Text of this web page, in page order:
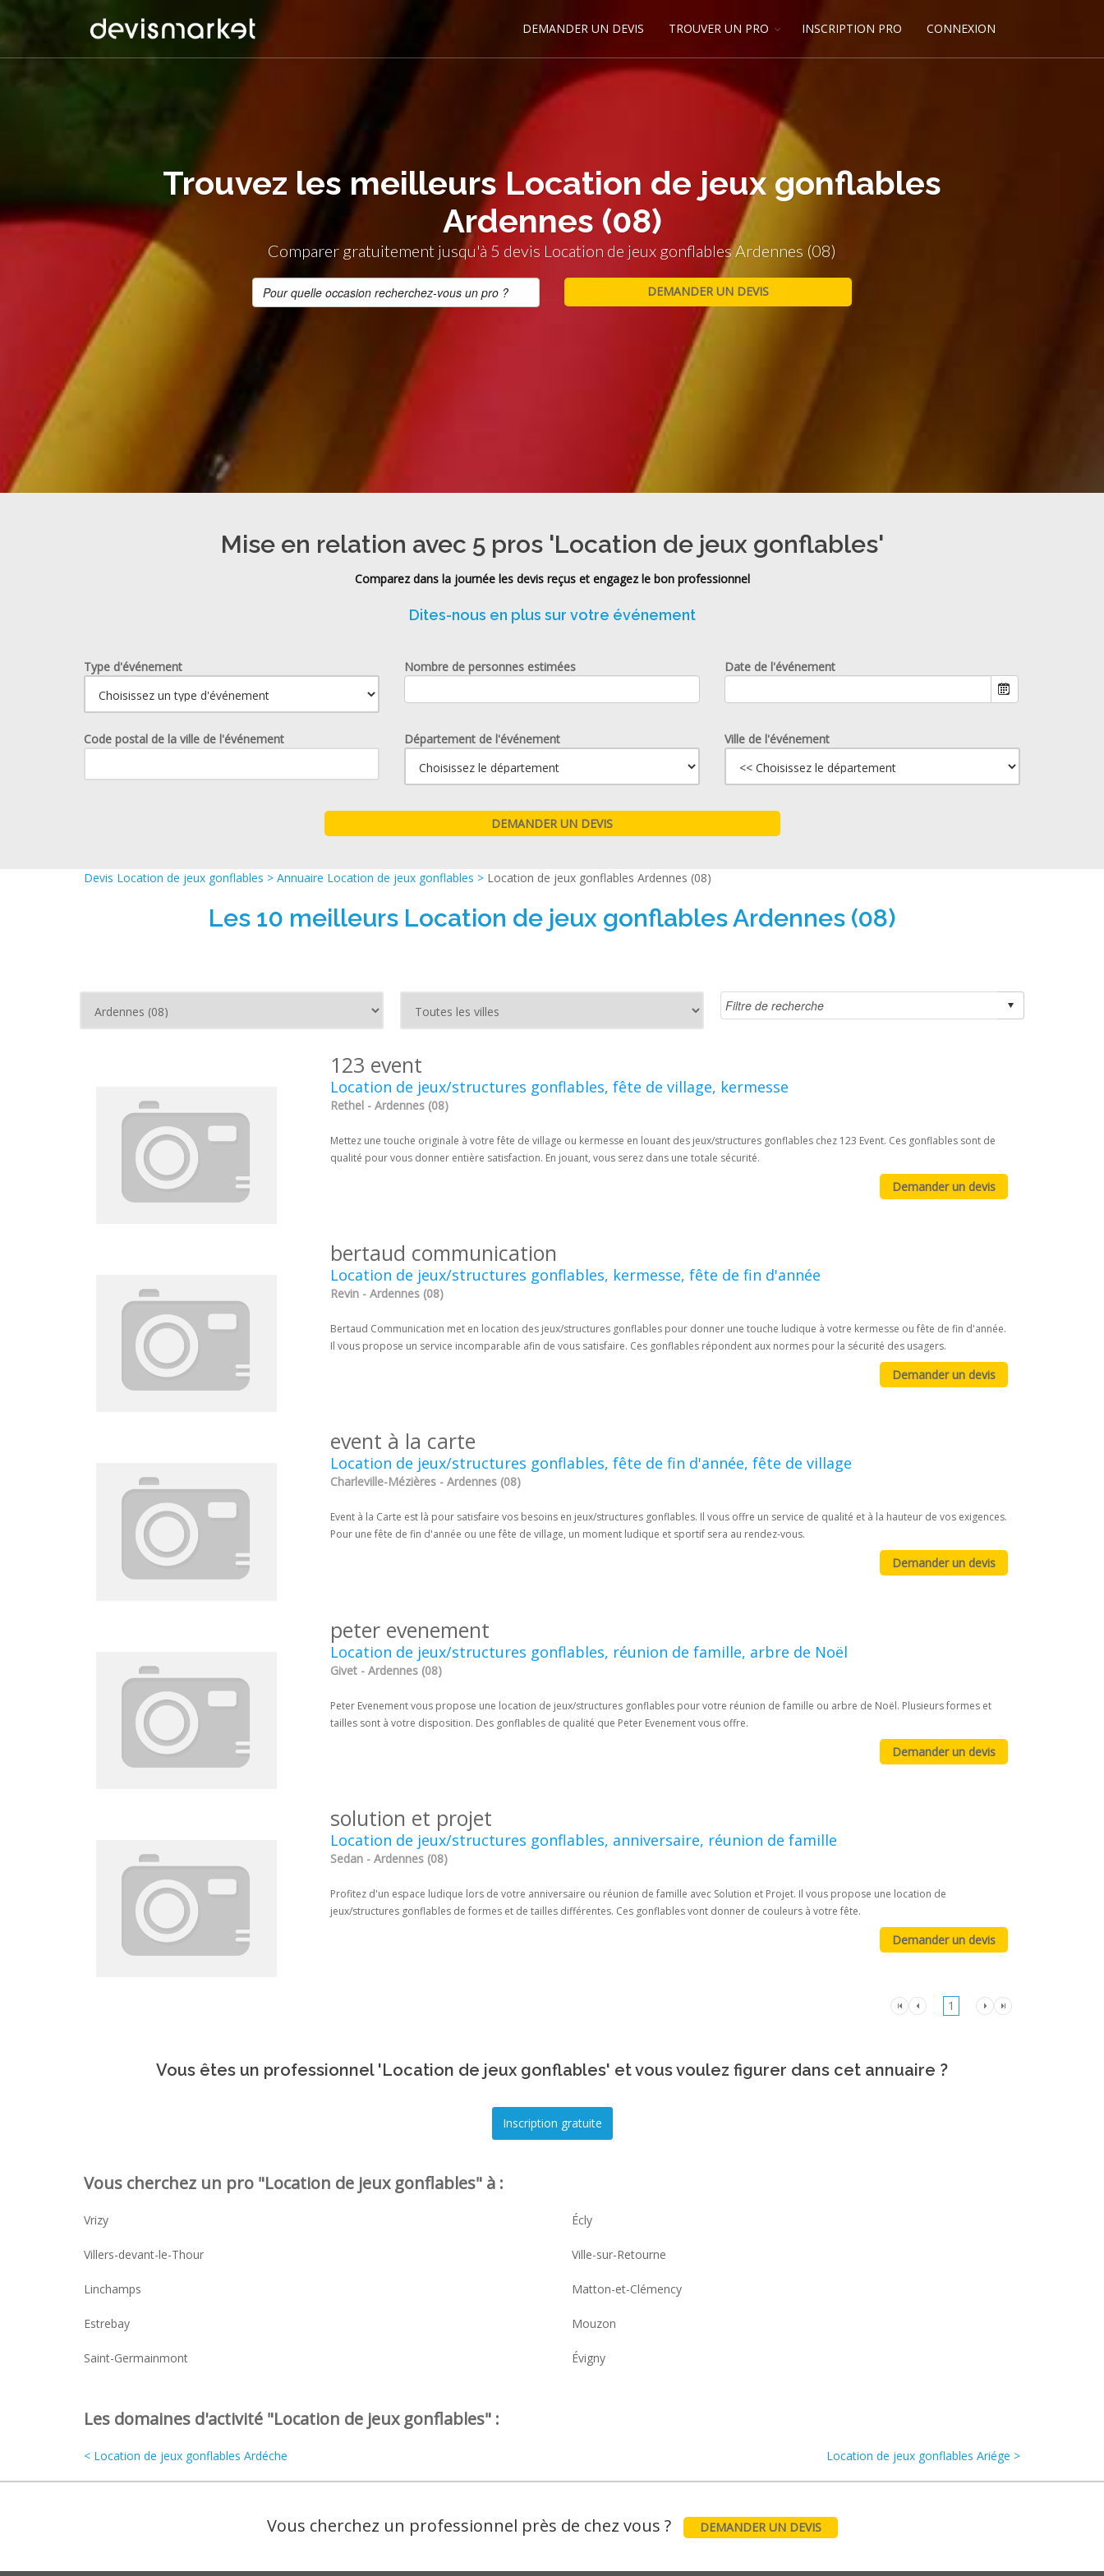
DEMANDER UN DEVIS TROUVER UN PRO INSCRIPTION PRO CONNEXION
Trouvez les meilleurs Location de jeux gonflables
Ardennes (08)
Comparer gratuitement jusqu'à 5 devis Location de jeux gonflables Ardennes (08)
Mise en relation avec 5 pros 'Location de jeux gonflables'
Comparez dans la journée les devis reçus et engagez le bon professionnel
Dites-nous en plus sur votre événement
Type d'événement Nombre de personnes estimées
Date de l'événement
Code postal de la ville de l'événement Département de l'événement Ville de l'événement
Devis Location de jeux gonflables > Annuaire Location de jeux gonflables > Location de jeux gonflables Ardennes (08)
Les 10 meilleurs Location de jeux gonflables Ardennes (08)
123 event
Location de jeux/structures gonflables, fête de village, kermesse
Rethel - Ardennes (08)
Mettez une touche originale à votre fête de village ou kermesse en louant des jeux/structures gonflables chez 123 Event. Ces gonflables sont de
qualité pour vous donner entière satisfaction. En jouant, vous serez dans une totale sécurité.
bertaud communication
Location de jeux/structures gonflables, kermesse, fête de fin d'année
Revin - Ardennes (08)
Bertaud Communication met en location des jeux/structures gonflables pour donner une touche ludique à votre kermesse ou fête de fin d'année.
Il vous propose un service incomparable afin de vous satisfaire. Ces gonflables répondent aux normes pour la sécurité des usagers.
event à la carte
Location de jeux/structures gonflables, fête de fin d'année, fête de village
Charleville-Mézières - Ardennes (08)
Event à la Carte est là pour satisfaire vos besoins en jeux/structures gonflables. Il vous offre un service de qualité et à la hauteur de vos exigences.
Pour une fête de fin d'année ou une fête de village, un moment ludique et sportif sera au rendez-vous.
peter evenement
Location de jeux/structures gonflables, réunion de famille, arbre de Noël
Givet - Ardennes (08)
Peter Evenement vous propose une location de jeux/structures gonflables pour votre réunion de famille ou arbre de Noël. Plusieurs formes et
tailles sont à votre disposition. Des gonflables de qualité que Peter Evenement vous offre.
solution et projet
Location de jeux/structures gonflables, anniversaire, réunion de famille
Sedan - Ardennes (08)
Profitez d'un espace ludique lors de votre anniversaire ou réunion de famille avec Solution et Projet. Il vous propose une location de
jeux/structures gonflables de formes et de tailles différentes. Ces gonflables vont donner de couleurs à votre fête.
1
Vous êtes un professionnel 'Location de jeux gonflables' et vous voulez figurer dans cet annuaire ?
Vous cherchez un pro "Location de jeux gonflables" à :
Vrizy Écly
Villers-devant-le-Thour Ville-sur-Retourne
Linchamps Matton-et-Clémency
Estrebay Mouzon
Saint-Germainmont Évigny
Les domaines d'activité "Location de jeux gonflables" :
< Location de jeux gonflables Ardéche Location de jeux gonflables Ariége >
Vous cherchez un professionnel près de chez vous ? DEMANDER UN DEVIS